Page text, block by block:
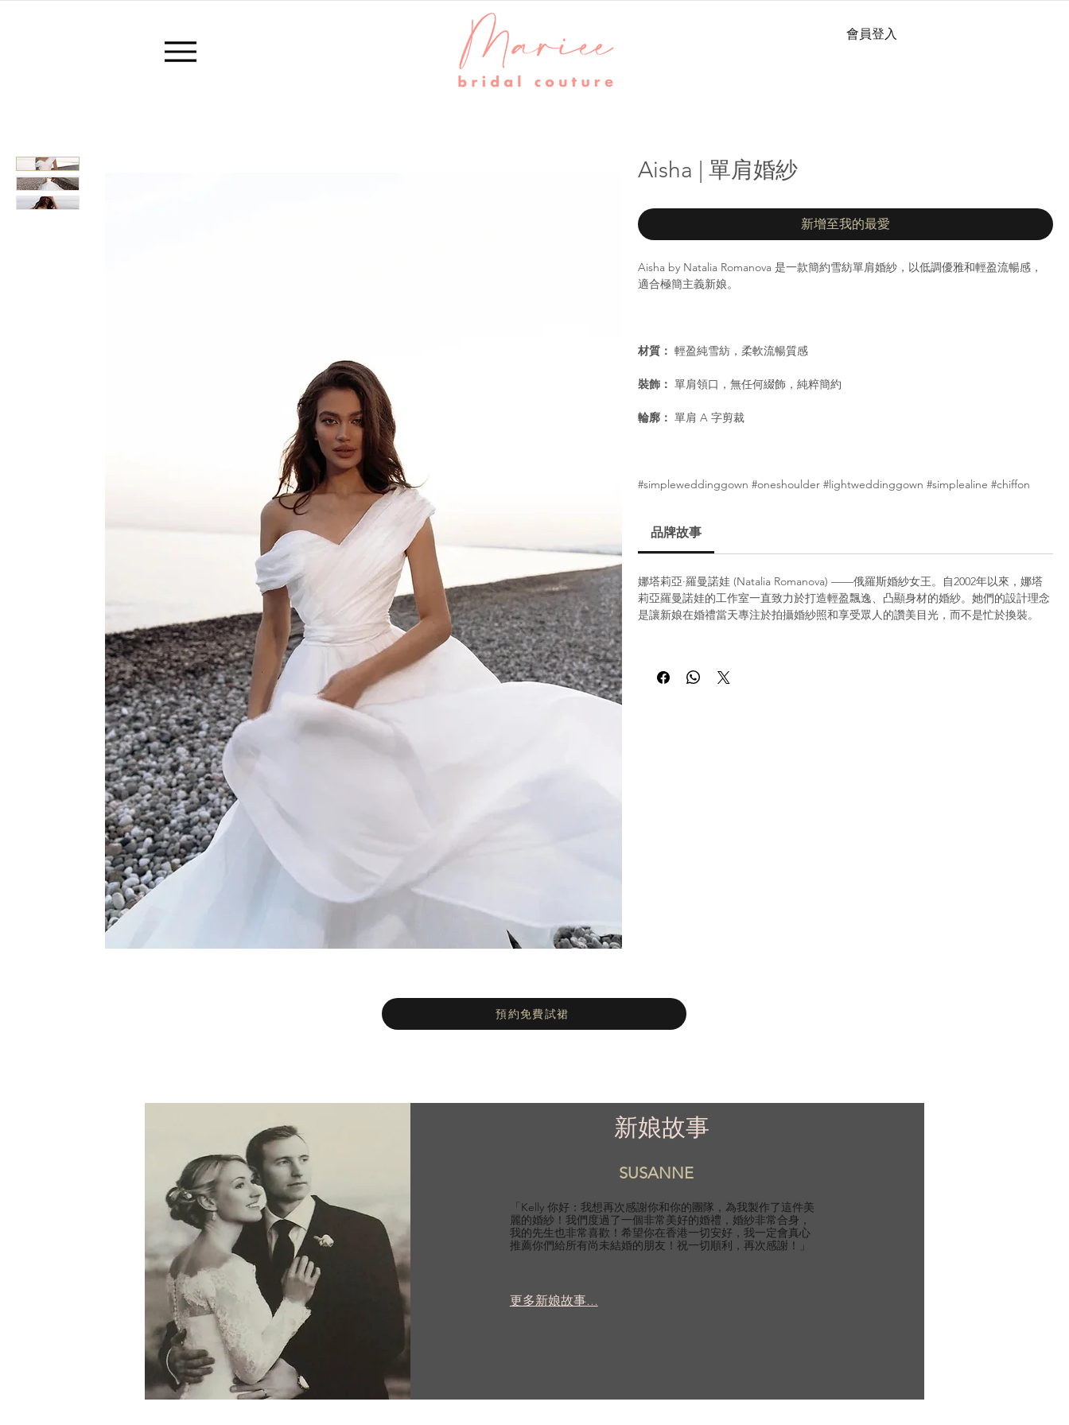
會員登入
Aisha | 單肩婚紗
新增至我的最愛
Aisha by Natalia Romanova 是一款簡約雪紡單肩婚紗，以低調優雅和輕盈流暢感，
適合極簡主義新娘。
材質： 輕盈純雪紡，柔軟流暢質感
裝飾： 單肩領口，無任何綴飾，純粹簡約
輪廓： 單肩 A 字剪裁
#simpleweddinggown #oneshoulder #lightweddinggown #simplealine #chiffon
品牌故事
娜塔莉亞·羅曼諾娃 (Natalia Romanova) ——俄羅斯婚紗女王。自2002年以來，娜塔
莉亞羅曼諾娃的工作室一直致力於打造輕盈飄逸、凸顯身材的婚紗。她們的設計理念
是讓新娘在婚禮當天專注於拍攝婚紗照和享受眾人的讚美目光，而不是忙於換裝。
預約免費試裙
新娘故事
SUSANNE
「Kelly 你好：我想再次感謝你和你的團隊，為我製作了這件美
麗的婚紗！我們度過了一個非常美好的婚禮，婚紗非常合身，
我的先生也非常喜歡！希望你在香港一切安好，我一定會真心
推薦你們給所有尚未結婚的朋友！祝一切順利，再次感謝！」
更多新娘故事...